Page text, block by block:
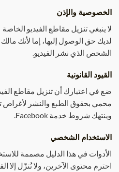
الخصوصية والإذن
لديك حق الوصول إليها، إما لأنك
الشخص الذي نشر الفيديو.
القيود القانونية
ضع في اعتبارك أن تنزيل مقاطع
محمي بحقوق الطبع والنشر لأغراض
وينتهك شروط خدمة Facebook.
الاستخدام الشخصي
الأدوات في هذا الدليل مصممة
احترم محتوى الآخرين، ولا تُنزّل إلا